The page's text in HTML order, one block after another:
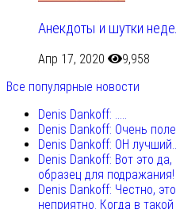
Анекдоты и шутки
Апр 17, 2020
9,958
Все популярные новости
Denis Dankoff: .....
Denis Dankoff: Очень
Denis Dankoff: ОН
Denis Dankoff: Вот это
образец для
Denis Dankoff: Честно,
неприятно. Когда в